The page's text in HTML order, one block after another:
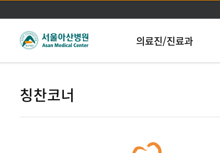
본문바로가기
의료진/진료과
칭찬코너